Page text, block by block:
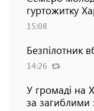
гуртожитку
15:08
Безпілотник
14:26
У громаді на
за загиблими